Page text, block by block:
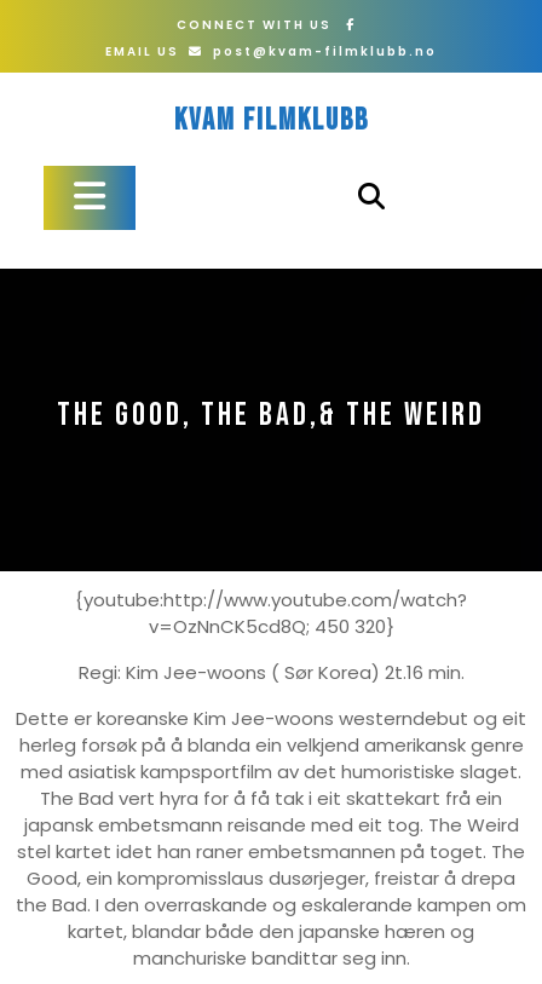
CONNECT WITH US
EMAIL US
post@kvam-filmklubb.no
Kvam Filmklubb
Open
THE GOOD, THE BAD,& THE WEIRD
{youtube:http://www.youtube.com/watch?
v=OzNnCK5cd8Q; 450 320}
Regi: Kim Jee-woons ( Sør Korea) 2t.16 min.
Dette er koreanske Kim Jee-woons westerndebut og eit
herleg forsøk på å blanda ein velkjend amerikansk genre
med asiatisk kampsportfilm av det humoristiske slaget.
The Bad vert hyra for å få tak i eit skattekart frå ein
japansk embetsmann reisande med eit tog. The Weird
stel kartet idet han raner embetsmannen på toget. The
Good, ein kompromisslaus dusørjeger, freistar å drepa
the Bad. I den overraskande og eskalerande kampen om
kartet, blandar både den japanske hæren og
manchuriske bandittar seg inn.